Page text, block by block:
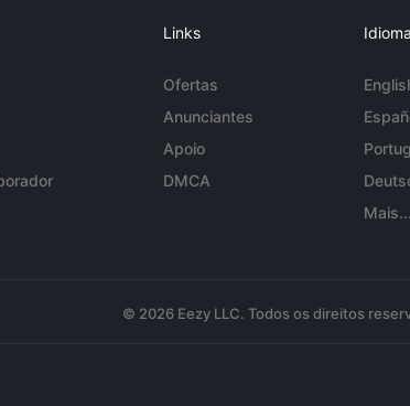
Links
Ofertas
Anunciantes
Apoio
DMCA
Mais...
© 2026 Eezy LLC. Todos os direitos